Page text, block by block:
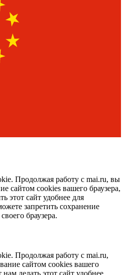
Продолжая работу с mai.ru, вы
сайтом cookies вашего браузера,
этот сайт удобнее для
запретить сохранение
браузера.
Продолжая работу с mai.ru,
сайтом cookies вашего
делать этот сайт удобнее